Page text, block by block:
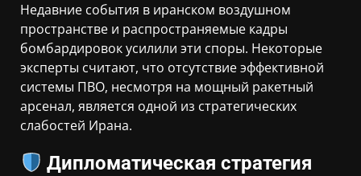
Недавние события в иранском воздушном
пространстве и распространяемые кадры
бомбардировок усилили эти споры. Некоторые
эксперты считают, что отсутствие эффективной
системы ПВО, несмотря на мощный ракетный
арсенал, является одной из стратегических
слабостей Ирана.
Дипломатическая стратегия